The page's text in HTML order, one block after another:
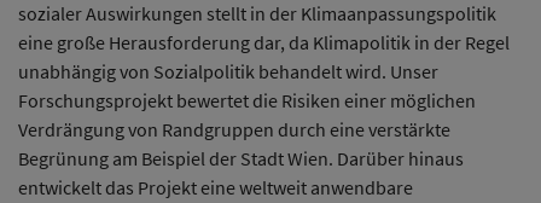
sozialer Auswirkungen stellt in der Klimaanpassungspolitik
eine große Herausforderung dar, da Klimapolitik in der Regel
unabhängig von Sozialpolitik behandelt wird. Unser
Forschungsprojekt bewertet die Risiken einer möglichen
Verdrängung von Randgruppen durch eine verstärkte
Begrünung am Beispiel der Stadt Wien. Darüber hinaus
entwickelt das Projekt eine weltweit anwendbare